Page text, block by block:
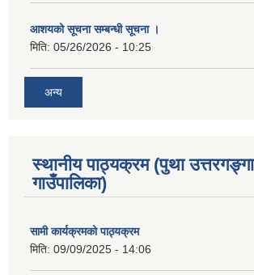
आशयको सूचना सम्बन्धी सूचना ।
मिति: 05/26/2026 - 10:25
अन्य
स्थानीय पाठ्यक्रम (पुथा उत्तरगङ्गा
गाउँपालिका)
सामी कार्यक्रमको पाठ्यक्रम
मिति: 09/09/2025 - 14:06